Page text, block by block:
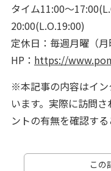
タイム11:00～
20:00(L.O.19:00)
定休日：毎週月曜（月
HP： https://
※本記事の内容はイン
います。実際に訪問
ントの有無を確認する
この